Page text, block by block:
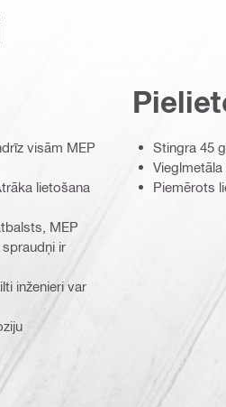
visām MEP
lietošana
MEP
ir
inženieri var
Stingra 45
Piemērots